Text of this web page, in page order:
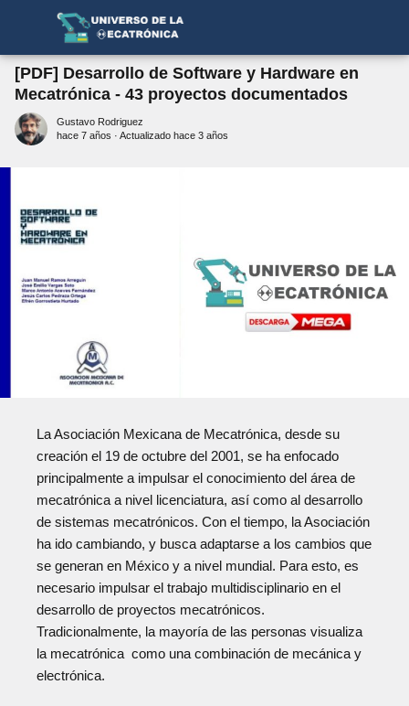
[PDF] Desarrollo de Software y Hardware en
Mecatrónica - 43 proyectos documentados
Gustavo Rodriguez
hace 7 años · Actualizado hace 3 años
La Asociación Mexicana de Mecatrónica, desde su
creación el 19 de octubre del 2001, se ha enfocado
principalmente a impulsar el conocimiento del área de
mecatrónica a nivel licenciatura, así como al desarrollo
de sistemas mecatrónicos. Con el tiempo, la Asociación
ha ido cambiando, y busca adaptarse a los cambios que
se generan en México y a nivel mundial. Para esto, es
necesario impulsar el trabajo multidisciplinario en el
desarrollo de proyectos mecatrónicos.
Tradicionalmente, la mayoría de las personas visualiza
la mecatrónica como una combinación de mecánica y
electrónica.